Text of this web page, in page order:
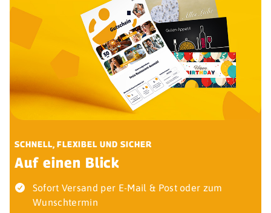
SCHNELL, FLEXIBEL UND SICHER
Auf einen Blick
Sofort Versand per E-Mail & Post oder zum
Wunschtermin